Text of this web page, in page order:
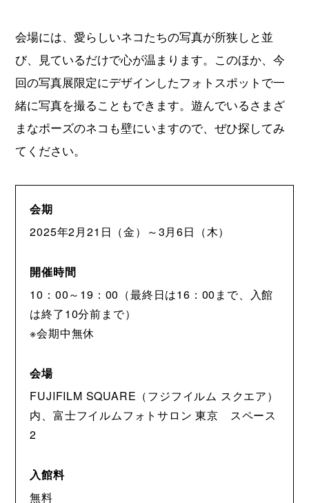
会場には、愛らしいネコたちの写真が所狭しと並
び、見ているだけで心が温まります。このほか、今
回の写真展限定にデザインしたフォトスポットで一
緒に写真を撮ることもできます。遊んでいるさまざ
まなポーズのネコも壁にいますので、ぜひ探してみ
てください。
会期
2025年2月21日（金）～3月6日（木）
開催時間
10：00～19：00（最終日は16：00まで、入館
は終了10分前まで）
※会期中無休
会場
FUJIFILM SQUARE（フジフイルム スクエア）
内、富士フイルムフォトサロン 東京 スペース
2
入館料
無料